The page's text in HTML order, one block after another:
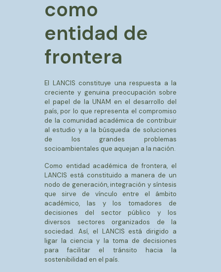
como
entidad de
frontera
El LANCIS constituye una respuesta a la
creciente y genuina preocupación sobre
el papel de la UNAM en el desarrollo del
país, por lo que representa el compromiso
de la comunidad académica de contribuir
al estudio y a la búsqueda de soluciones
de los grandes problemas
socioambientales que aquejan a la nación.
Como entidad académica de frontera, el
LANCIS está constituido a manera de un
nodo de generación, integración y síntesis
que sirve de vínculo entre el ámbito
académico, las y los tomadores de
decisiones del sector público y los
diversos sectores organizados de la
sociedad. Así, el LANCIS está dirigido a
ligar la ciencia y la toma de decisiones
para facilitar el tránsito hacia la
sostenibilidad en el país.